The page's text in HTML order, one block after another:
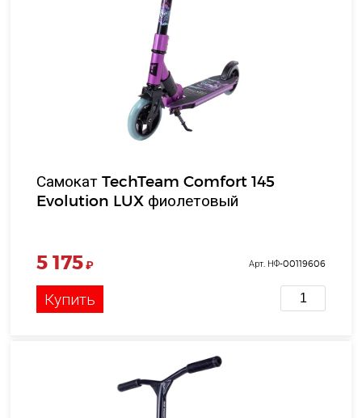
Самокат TechTeam Comfort 145
Evolution LUX фиолетовый
5 175₽ Арт. НФ-00119606
Купить